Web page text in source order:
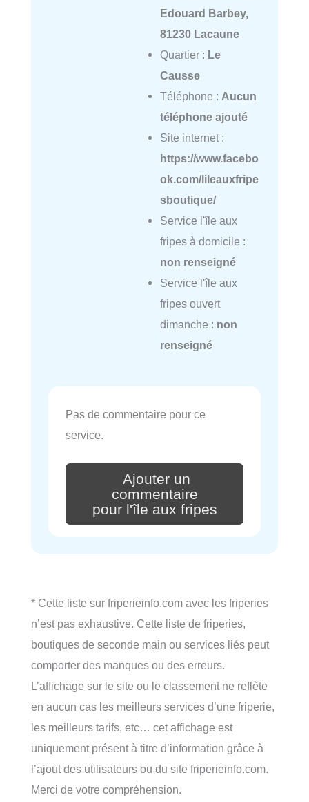
Edouard Barbey,
81230 Lacaune
Quartier : Le
Causse
Téléphone : Aucun
téléphone ajouté
Site internet :
https://www.facebo
ok.com/lileauxfripe
sboutique/
Service l'île aux
fripes à domicile :
non renseigné
Service l'île aux
fripes ouvert
dimanche : non
renseigné
Pas de commentaire pour ce
service.
Ajouter un
commentaire
pour l'île aux fripes
* Cette liste sur friperieinfo.com avec les friperies
n’est pas exhaustive. Cette liste de friperies,
boutiques de seconde main ou services liés peut
comporter des manques ou des erreurs.
L’affichage sur le site ou le classement ne reflète
en aucun cas les meilleurs services d’une friperie,
les meilleurs tarifs, etc… cet affichage est
uniquement présent à titre d’information grâce à
l’ajout des utilisateurs ou du site friperieinfo.com.
Merci de votre compréhension.